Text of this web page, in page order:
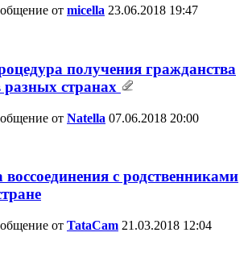
от miсella 23.06.2018 19:47
получения гражданства
странах
от Natella 07.06.2018 20:00
с родственниками
от TataCam 21.03.2018 12:04